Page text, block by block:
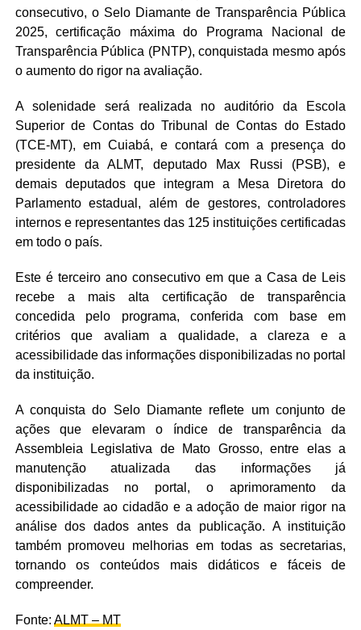
consecutivo, o Selo Diamante de Transparência Pública
2025, certificação máxima do Programa Nacional de
Transparência Pública (PNTP), conquistada mesmo após
o aumento do rigor na avaliação.
A solenidade será realizada no auditório da Escola
Superior de Contas do Tribunal de Contas do Estado
(TCE-MT), em Cuiabá, e contará com a presença do
presidente da ALMT, deputado Max Russi (PSB), e
demais deputados que integram a Mesa Diretora do
Parlamento estadual, além de gestores, controladores
internos e representantes das 125 instituições certificadas
em todo o país.
Este é terceiro ano consecutivo em que a Casa de Leis
recebe a mais alta certificação de transparência
concedida pelo programa, conferida com base em
critérios que avaliam a qualidade, a clareza e a
acessibilidade das informações disponibilizadas no portal
da instituição.
A conquista do Selo Diamante reflete um conjunto de
ações que elevaram o índice de transparência da
Assembleia Legislativa de Mato Grosso, entre elas a
manutenção atualizada das informações já
disponibilizadas no portal, o aprimoramento da
acessibilidade ao cidadão e a adoção de maior rigor na
análise dos dados antes da publicação. A instituição
também promoveu melhorias em todas as secretarias,
tornando os conteúdos mais didáticos e fáceis de
compreender.
Fonte: ALMT – MT